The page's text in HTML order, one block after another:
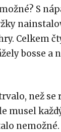
S
Celkem
bosse a
než
musel